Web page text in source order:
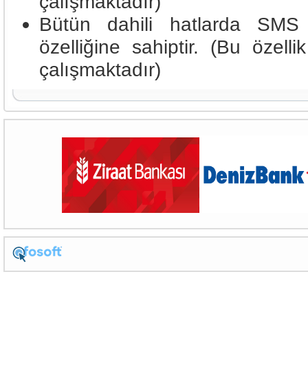
Bütün dahili hatlarda SMS
özelliğine sahiptir. (Bu
çalışmaktadır)